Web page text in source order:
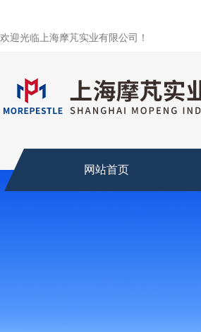
欢迎光临上海摩芃实业有限公司！
网站首页